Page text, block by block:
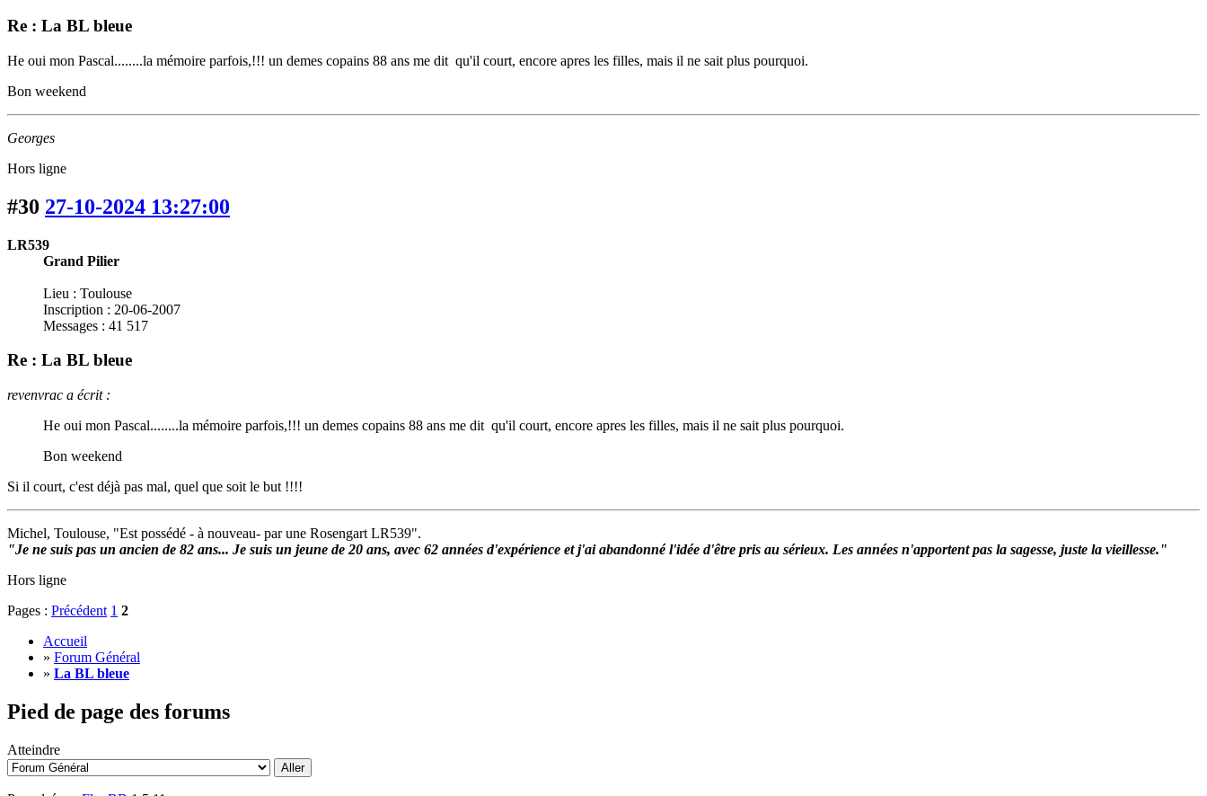
Re : La BL bleue
He oui mon Pascal........la mémoire parfois,!!! un demes copains 88 ans me dit qu'il court, encore apres les filles, mais il ne sait plus pourquoi.
Bon weekend
Georges
Hors ligne
#30 27-10-2024 13:27:00
LR539
Grand Pilier
Lieu : Toulouse
Inscription : 20-06-2007
Messages : 41 517
Re : La BL bleue
revenvrac a écrit :
He oui mon Pascal........la mémoire parfois,!!! un demes copains 88 ans me dit qu'il court, encore apres les filles, mais il ne sait plus pourquoi.
Bon weekend
Si il court, c'est déjà pas mal, quel que soit le but !!!!
Michel, Toulouse, "Est possédé - à nouveau- par une Rosengart LR539".
"Je ne suis pas un ancien de 82 ans... Je suis un jeune de 20 ans, avec 62 années d'expérience et j'ai abandonné l'idée d'être pris au sérieux. Les années n'apportent pas la sagesse, juste la vieillesse."
Hors ligne
Pages : Précédent 1 2
Accueil
» Forum Général
» La BL bleue
Pied de page des forums
Atteindre